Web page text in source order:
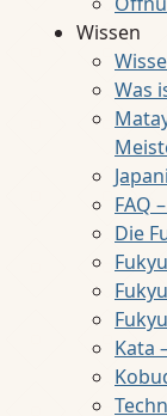
Wissen
Was
FAQ
Die
Kata